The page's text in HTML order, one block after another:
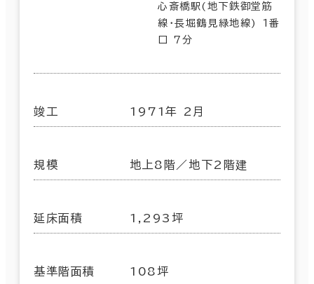
心斎橋駅(地下鉄御堂筋
線･長堀鶴見緑地線) 1番
口 7分
竣工 1971年 2月
規模 地上8階／地下2階建
延床面積 1,293坪
基準階面積 108坪